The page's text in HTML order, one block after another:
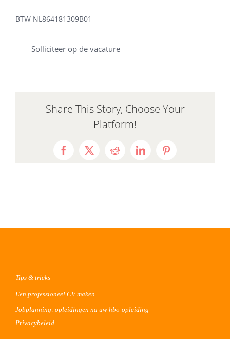
BTW NL864181309B01
Solliciteer op de vacature
Share This Story, Choose Your
Platform!
Facebook
X RedditLinkedInPinterest
Tips & tricks
Een professioneel CV maken
Jobplanning: opleidingen na uw hbo-opleiding
Privacybeleid